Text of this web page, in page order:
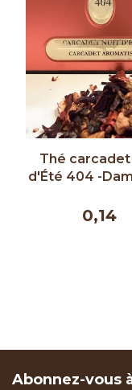
Caramel
fleur de
Abonnez-vous